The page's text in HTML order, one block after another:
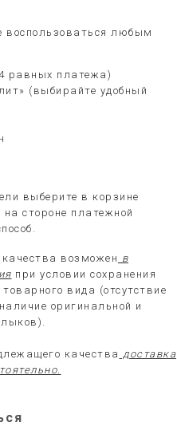
любым
равных платежа)
(выбирайте удобный
выберите в корзине
стороне платежной
возможен в
при условии сохранения
вида (отсутствие
оригинальной и
качества доставка